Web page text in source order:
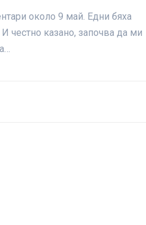
около 9 май. Едни бяха
честно казано, започва да ми